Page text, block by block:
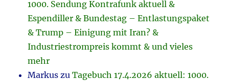
1000. Sendung Kontrafunk aktuell &
Espendiller & Bundestag – Entlastungspaket
& Trump – Einigung mit Iran? &
Industriestrompreis kommt & und vieles
mehr
Markus zuTagebuch 17.4.2026 aktuell: 1000.